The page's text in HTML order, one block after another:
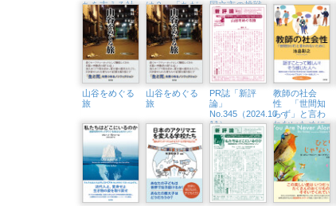
ちを支える社
会的養護のリ
アル
は？ 「ちだ
いさん&アル
テイシアさ
ん」隆祥館書
店でトークイ
ベント開催
（3/23㈰）
国立市の挑戦
山谷をめぐる
旅
山谷をめぐる
旅
PR誌「新評
論」
No.345（2024.10・
11）
教師の社会
性 「世間知
らず」と言わ
れないために